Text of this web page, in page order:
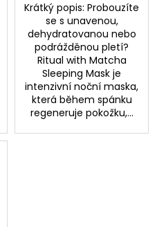
Krátký popis: Probouzíte
se s unavenou,
dehydratovanou nebo
podrážděnou pletí?
Ritual with Matcha
Sleeping Mask je
intenzivní noční maska,
která během spánku
regeneruje pokožku,...